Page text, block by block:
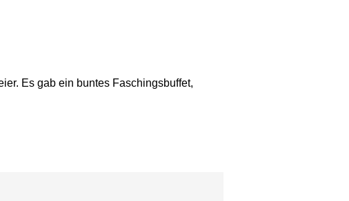
Es gab ein buntes Faschingsbuffet,